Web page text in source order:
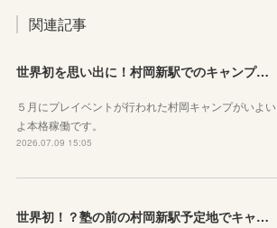
関連記事
世界初を思い出に！村岡新駅でのキャンプが参加メンバー募集中です！
５月にプレイベントが行われた村岡キャンプがいよい
よ本格稼働です。
2026.07.09 15:05
世界初！？塾の前の村岡新駅予定地でキャンプをしたというお話